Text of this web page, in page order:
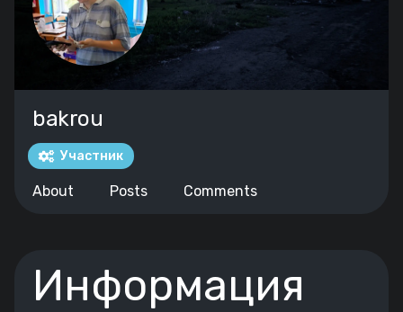
bakrou
Участник
About Posts Comments
Информация